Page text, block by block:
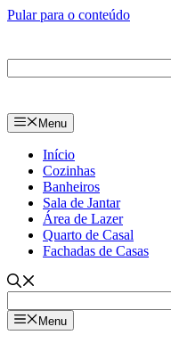
Pular para o conteúdo
Menu
Início
Cozinhas
Banheiros
Sala de Jantar
Área de Lazer
Quarto de Casal
Fachadas de Casas
Menu